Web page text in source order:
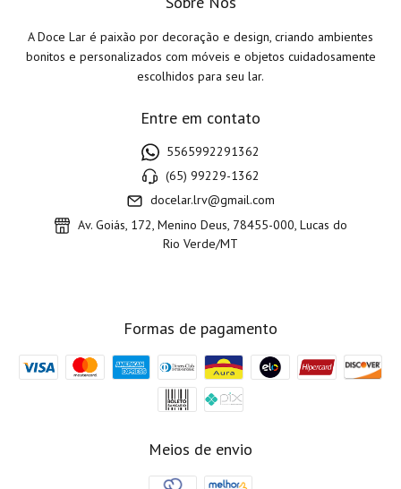
A Doce Lar é paixão por decoração e design, criando ambientes
bonitos e personalizados com móveis e objetos cuidadosamente
escolhidos para seu lar.
Entre em contato
5565992291362
(65) 99229-1362
docelar.lrv@gmail.com
Av. Goiás, 172, Menino Deus, 78455-000, Lucas do
Rio Verde/MT
Formas de pagamento
Meios de envio